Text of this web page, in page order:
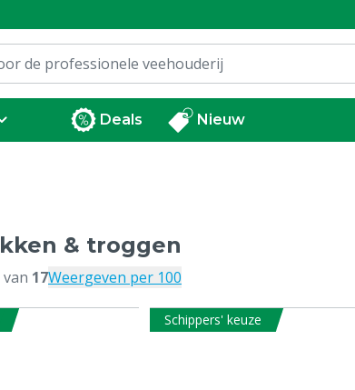
Deals Nieuw
& troggen
van 17Weergeven per 100
Schippers' keuze